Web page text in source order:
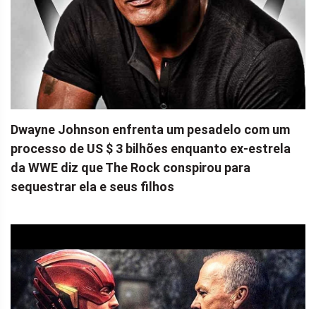
Dwayne Johnson enfrenta um pesadelo com um
processo de US $ 3 bilhões enquanto ex-estrela
da WWE diz que The Rock conspirou para
sequestrar ela e seus filhos